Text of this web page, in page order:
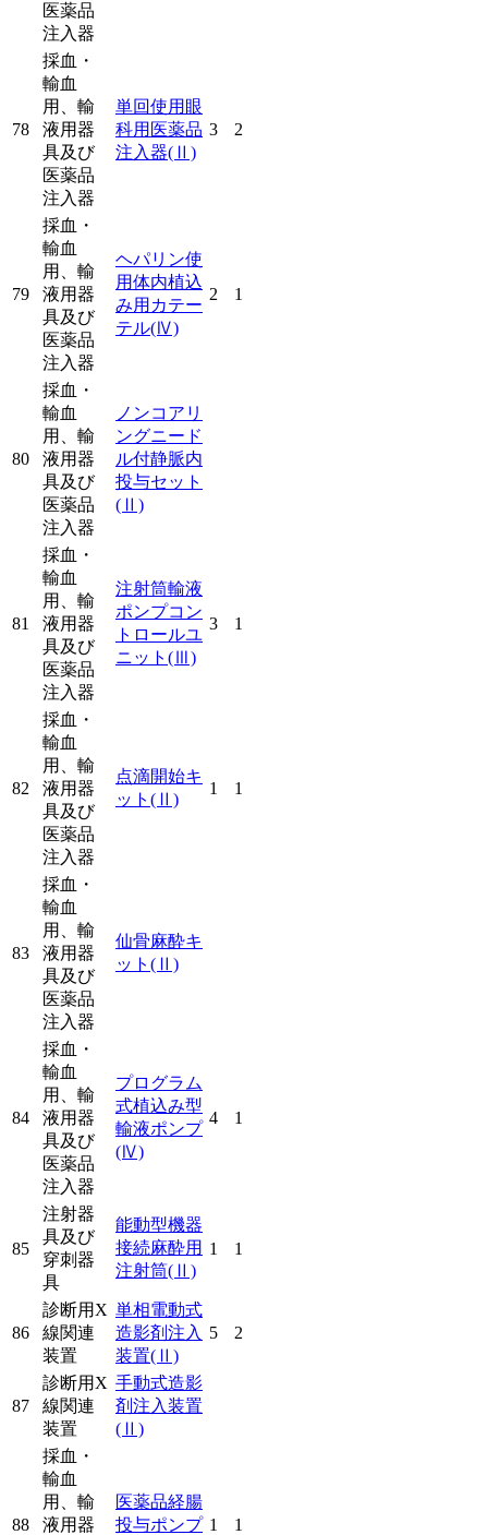
医薬品
注入器
78
採血・
輸血
用、輸
液用器
具及び
医薬品
注入器
単回使用眼
科用医薬品
注入器(Ⅱ)
3 2
79
採血・
輸血
用、輸
液用器
具及び
医薬品
注入器
ヘパリン使
用体内植込
み用カテー
テル(Ⅳ)
2 1
80
採血・
輸血
用、輸
液用器
具及び
医薬品
注入器
ノンコアリ
ングニード
ル付静脈内
投与セット
(Ⅱ)
81
採血・
輸血
用、輸
液用器
具及び
医薬品
注入器
注射筒輸液
ポンプコン
トロールユ
ニット (Ⅲ)
3 1
82
採血・
輸血
用、輸
液用器
具及び
医薬品
注入器
点滴開始キ
ット (Ⅱ)
1 1
83
採血・
輸血
用、輸
液用器
具及び
医薬品
注入器
仙骨麻酔キ
ット (Ⅱ)
84
採血・
輸血
用、輸
液用器
具及び
医薬品
注入器
プログラム
式植込み型
輸液ポンプ
(Ⅳ)
4 1
85
注射器
具及び
穿刺器
具
能動型機器
接続麻酔用
注射筒(Ⅱ)
1 1
86
診断用X
線関連
装置
単相電動式
造影剤注入
装置(Ⅱ)
5 2
87
診断用X
線関連
装置
手動式造影
剤注入装置
(Ⅱ)
88
採血・
輸血
用、輸
液用器
医薬品経腸
投与ポンプ 1 1